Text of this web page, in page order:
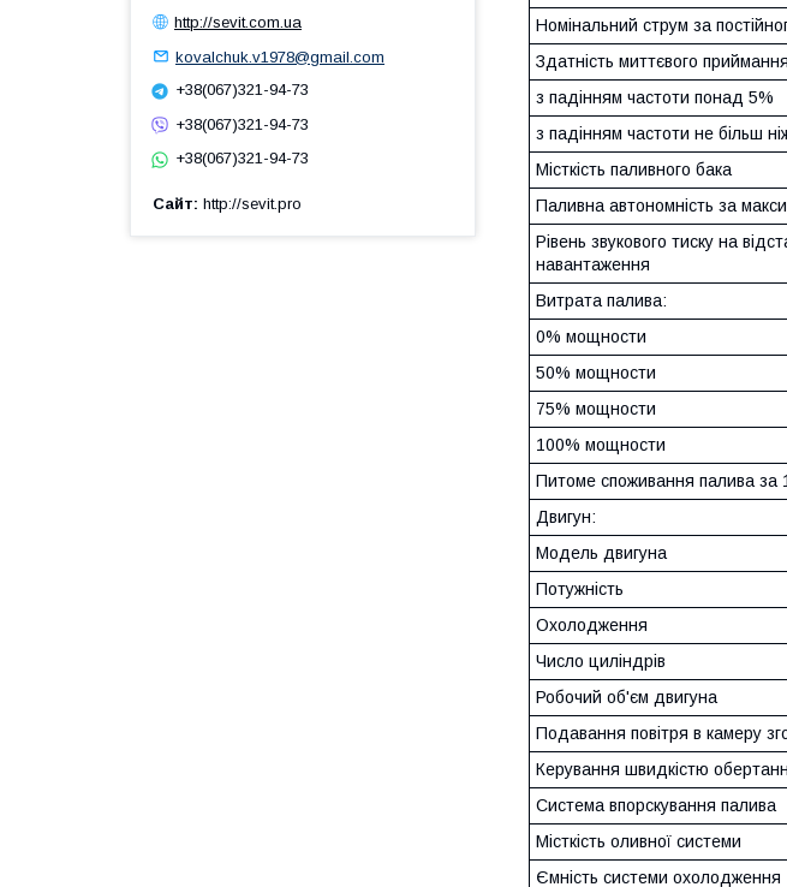
Номінальний струм за
Здатність миттєвого
з падінням частоти понад 5%
з падінням частоти не більш
Місткість паливного бака
Паливна автономність за
Рівень звукового тиску на
навантаження
Витрата палива:
0% мощности
50% мощности
75% мощности
100% мощности
Питоме споживання палива за
Двигун:
Модель двигуна
Потужність
Охолодження
Число циліндрів
Робочий об'єм двигуна
Подавання повітря в камеру
Керування швидкістю
Система впорскування палива
Місткість оливної системи
Ємність системи охолодження
http://sevit.com.ua
kovalchuk.v1978@gmail.com
+38(067)321-94-73
+38(067)321-94-73
+38(067)321-94-73
Сайт http://sevit.pro